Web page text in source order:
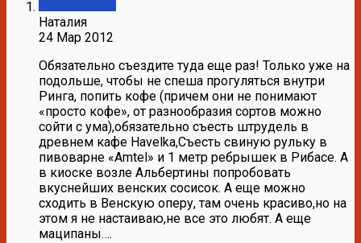
Наталия
24 Мар 2012
Обязательно съездите туда еще раз! Только уже на
подольше, чтобы не спеша прогуляться внутри
Ринга, попить кофе (причем они не понимают
«просто кофе», от разнообразия сортов можно
сойти с ума),обязательно съесть штрудель в
древнем кафе Havelka,Съесть свиную рульку в
пивоварне «Amtel» и 1 метр ребрышек в Рибасе. А
в киоске возле Альбертины попробовать
вкуснейших венских сосисок. А еще можно
сходить в Венскую оперу, там очень красиво,но на
этом я не настаиваю,не все это любят. А еще
маципаны….